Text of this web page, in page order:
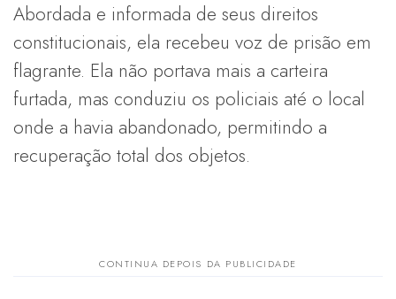
Abordada e informada de seus direitos
constitucionais, ela recebeu voz de prisão em
flagrante. Ela não portava mais a carteira
furtada, mas conduziu os policiais até o local
onde a havia abandonado, permitindo a
recuperação total dos objetos.